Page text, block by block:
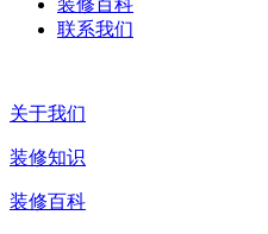
装修百科
联系我们
关于我们
装修知识
装修百科